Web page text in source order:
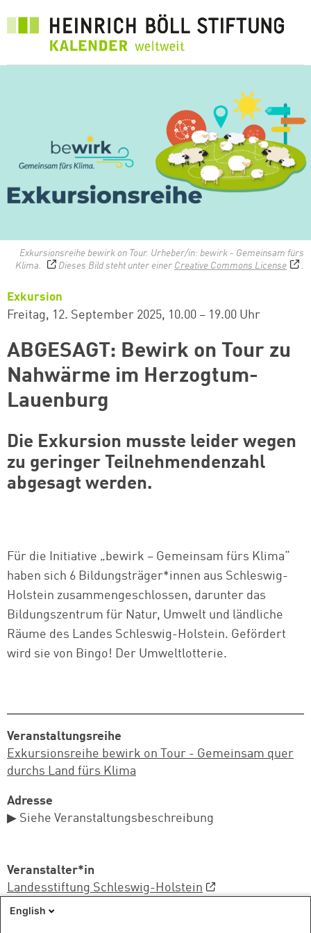
Exkursionsreihe bewirk on Tour. Urheber/in: bewirk - Gemeinsam fürs
Klima.
Dieses Bild steht unter einer Creative Commons License .
Exkursion
Freitag, 12. September 2025 10.00 – 19.00 Uhr
ABGESAGT: Bewirk on Tour zu
Nahwärme im Herzogtum-
Lauenburg
Die Exkursion musste leider wegen
zu geringer Teilnehmendenzahl
abgesagt werden.
Für die Initiative „bewirk – Gemeinsam fürs Klima“
haben sich 6 Bildungsträger*innen aus Schleswig-
Holstein zusammengeschlossen, darunter das
Bildungszentrum für Natur, Umwelt und ländliche
Räume des Landes Schleswig-Holstein. Gefördert
wird sie von Bingo! Der Umweltlotterie.
Veranstaltungsreihe
Exkursionsreihe bewirk on Tour - Gemeinsam quer
durchs Land fürs Klima
Adresse
▶ Siehe Veranstaltungsbeschreibung
Veranstalter*in
Landesstiftung Schleswig-Holstein
English